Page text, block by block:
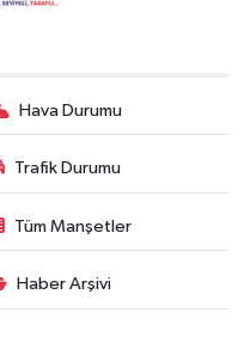
Hava Durumu
Trafik Durumu
Tüm Manşetler
Haber Arşivi